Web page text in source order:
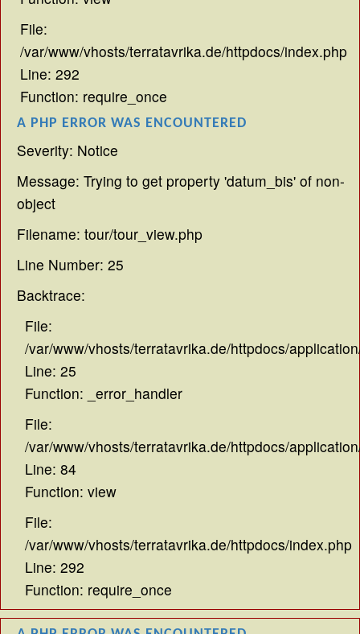
File:
/var/www/vhosts/terratavrika.de/httpdocs/index.php
Line: 292
Function: require_once
A PHP ERROR WAS ENCOUNTERED
Severity: Notice
Message: Trying to get property 'datum_bis' of non-
object
Filename: tour/tour_view.php
Line Number: 25
Backtrace:
File:
/var/www/vhosts/terratavrika.de/httpdocs/
Line: 25
Function: _error_handler
File:
/var/www/vhosts/terratavrika.de/httpdocs/
Line: 84
Function: view
File:
/var/www/vhosts/terratavrika.de/httpdocs/index.php
Line: 292
Function: require_once